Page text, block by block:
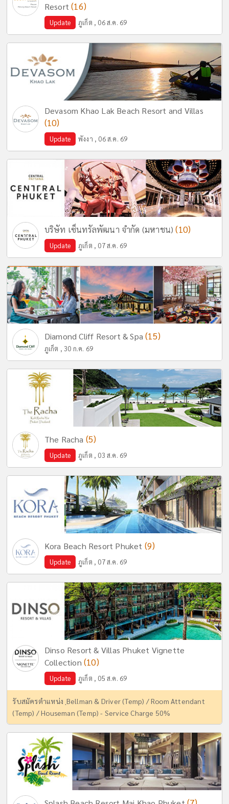
Resort(16)
Update ภูเก็ต , 06 ส.ค. 69
Devasom Khao Lak Beach Resort and Villas
(10)
Update พังงา , 06 ส.ค. 69
บริษัท เซ็นทรัลพัฒนา จำกัด (มหาชน)(10)
Update ภูเก็ต , 07 ส.ค. 69
Diamond Cliff Resort & Spa(15)
ภูเก็ต , 30 ก.ค. 69
The Racha (5)
Update ภูเก็ต , 03 ส.ค. 69
Kora Beach Resort Phuket (9)
Update ภูเก็ต , 07 ส.ค. 69
Dinso Resort & Villas Phuket Vignette
Collection (10)
Update ภูเก็ต , 05 ส.ค. 69
รับสมัครตำแหน่ง ฺBellman & Driver (Temp) / Room Attendant
(Temp) / Houseman (Temp) - Service Charge 50%